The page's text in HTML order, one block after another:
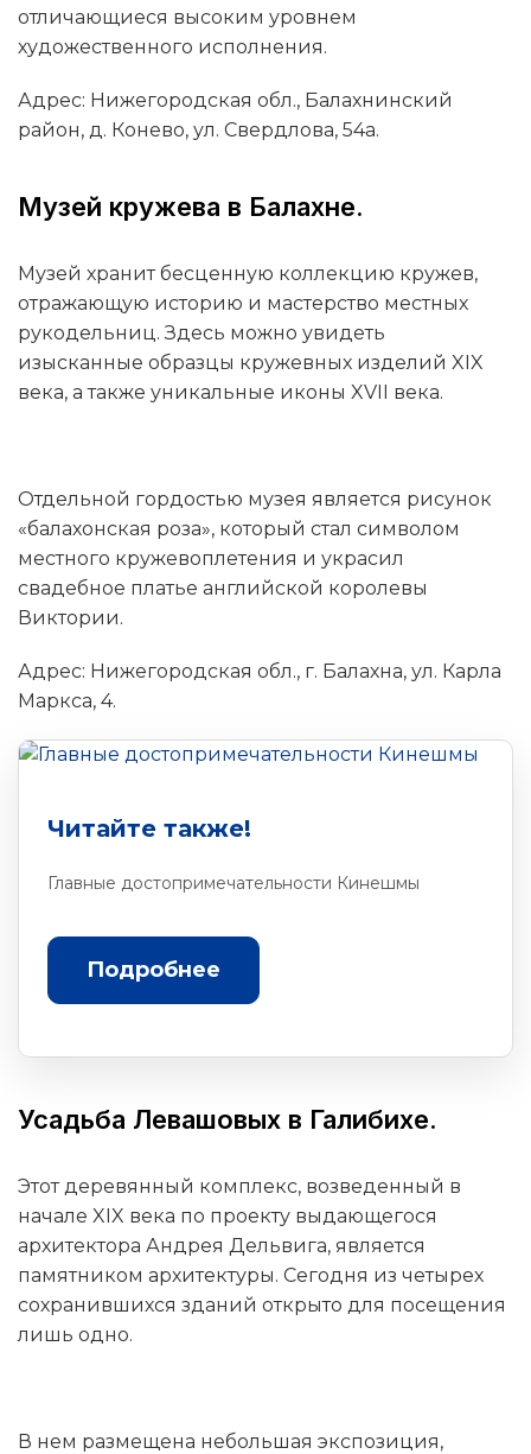
отличающиеся высоким уровнем
художественного исполнения.
Адрес: Нижегородская обл., Балахнинский
район, д. Конево, ул. Свердлова, 54а.
Музей кружева в Балахне.
Музей хранит бесценную коллекцию кружев,
отражающую историю и мастерство местных
рукодельниц. Здесь можно увидеть
изысканные образцы кружевных изделий XIX
века, а также уникальные иконы XVII века.
Отдельной гордостью музея является рисунок
«балахонская роза», который стал символом
местного кружевоплетения и украсил
свадебное платье английской королевы
Виктории.
Адрес: Нижегородская обл., г. Балахна, ул. Карла
Маркса, 4.
Читайте также!
Главные достопримечательности Кинешмы
Подробнее
Усадьба Левашовых в Галибихе.
Этот деревянный комплекс, возведенный в
начале XIX века по проекту выдающегося
архитектора Андрея Дельвига, является
памятником архитектуры. Сегодня из четырех
сохранившихся зданий открыто для посещения
лишь одно.
В нем размещена небольшая экспозиция,